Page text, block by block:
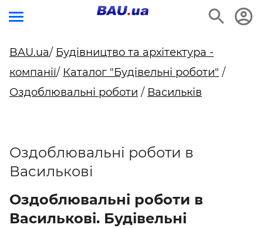
BAU.ua/ Будівництво та архітектура -
компанії/ Каталог "Будівельні роботи" /
Оздоблювальні роботи / Васильків
Оздоблювальні роботи в
Василькові
Оздоблювальні роботи в
Василькові. Будівельні